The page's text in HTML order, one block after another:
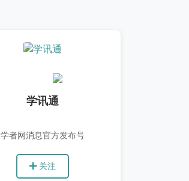
学讯通
学者网消息官方发布号
关注